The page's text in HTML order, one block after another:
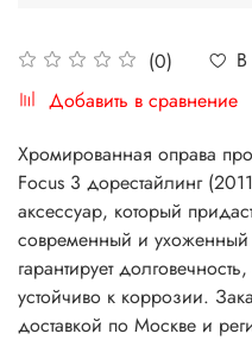
(0)
Добавить в сравнение
Хромированная оправа
Focus 3 дорестайлинг
аксессуар, который
современный и
гарантирует
устойчиво к коррозии.
доставкой по Москве и